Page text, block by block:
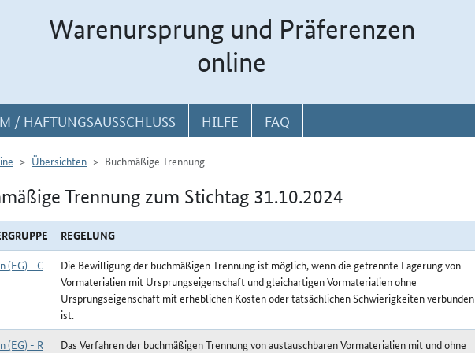
Warenursprung und Präferenzen
online
/ HAFTUNGSAUSSCHLUSS HILFE FAQ
Übersichten Buchmäßige Trennung
Trennung zum Stichtag 31.10.2024
REGELUNG
(EG) - C
Die Bewilligung der buchmäßigen Trennung ist möglich, wenn die getrennte Lagerung von
Vormaterialien mit Ursprungseigenschaft und gleichartigen Vormaterialien ohne
Ursprungseigenschaft mit erheblichen Kosten oder tatsächlichen Schwierigkeiten verbunden
ist.
(EG) - R
Das Verfahren der buchmäßigen Trennung von austauschbaren Vormaterialien mit und ohne